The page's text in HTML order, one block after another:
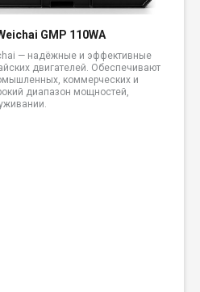
GMP 110WA
— надёжные и эффективные
двигателей. Обеспечивают
коммерческих и
диапазон мощностей,